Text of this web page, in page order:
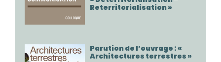
Reterritorialisation »
Parution de l’ouvrage : «
Architectures terrestres »